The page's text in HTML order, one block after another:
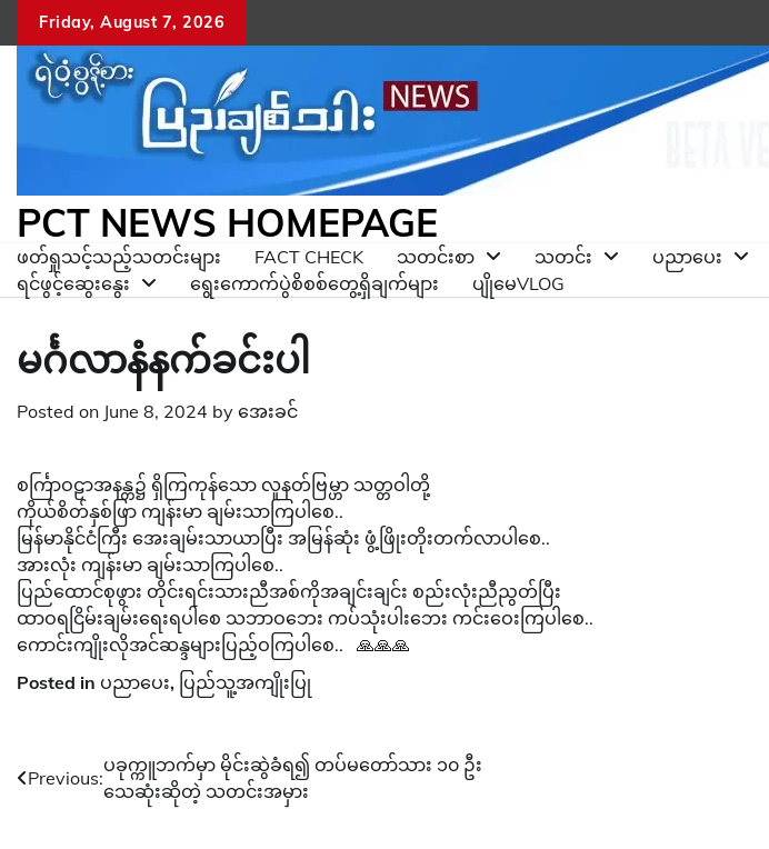
content
Friday, August 7, 2026
PCT NEWS HOMEPAGE
ဖတ်ရှုသင့်သည့်သတင်းများ FACT CHECK သတင်းစာ သတင်း ပညာပေး
ရင်ဖွင့်ဆွေးနွေး
ရွေးကောက်ပွဲစိစစ်တွေ့ရှိချက်များ ပျိုမေVLOG
မင်္ဂလာနံနက်ခင်းပါ
Posted on June 8, 2024 by အေးခင်
စင်္ကြာဝဠာအနန္တ၌ ရှိကြကုန်သော လူနတ်ဗြမ္ဟာ သတ္တဝါတို့
ကိုယ်စိတ်နှစ်ဖြာ ကျန်းမာ ချမ်းသာကြပါစေ..
မြန်မာနိုင်ငံကြီး အေးချမ်းသာယာပြီး အမြန်ဆုံး ဖွံ့ဖြိုးတိုးတက်လာပါစေ..
အားလုံး ကျန်းမာ ချမ်းသာကြပါစေ..
ပြည်ထောင်စုဖွား တိုင်းရင်းသားညီအစ်ကိုအချင်းချင်း စည်းလုံးညီညွတ်ပြီး
ထာဝရငြိမ်းချမ်းရေးရပါစေ သဘာဝဘေး ကပ်သုံးပါးဘေး ကင်းဝေးကြပါစေ..
ကောင်းကျိုးလိုအင်ဆန္ဒများပြည့်ဝကြပါစေ.. 🙏🙏🙏
Posted in ပညာပေး, ပြည်သူ့အကျိုးပြု
Post
navigation
Previous:
ပခုက္ကူဘက်မှာ မိုင်းဆွဲခံရ၍ တပ်မတော်သား ၁၀ ဦး
သေဆုံးဆိုတဲ့ သတင်းအမှား